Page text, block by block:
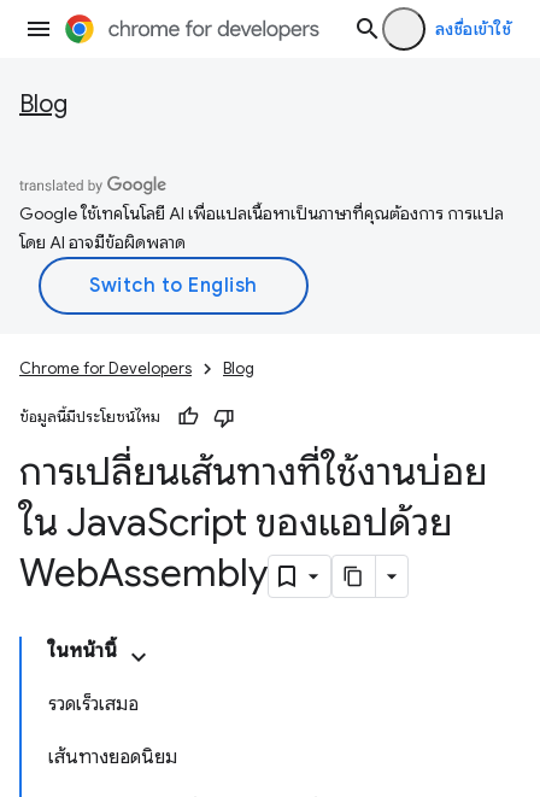
ลงชื่อเข้าใช้
Blog
Google ใช้เทคโนโลยี AI เพื่อแปลเนื้อหาเป็นภาษาที่คุณต้องการ การแปล
โดย AI อาจมีข้อผิดพลาด
Chrome for Developers Blog
ข้อมูลนี้มีประโยชน์ไหม
การเปลี่ยนเส้นทางที่ใช้งานบ่อย
ใน JavaScript ของแอปด้วย
WebAssembly
ในหน้านี้
รวดเร็วเสมอ
เส้นทางยอดนิยม